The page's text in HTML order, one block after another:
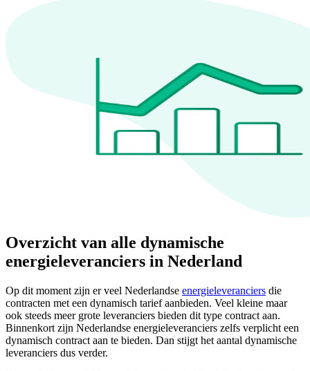
Overzicht van alle dynamische
energieleveranciers in Nederland
Op dit moment zijn er veel Nederlandse energieleveranciers die
contracten met een dynamisch tarief aanbieden. Veel kleine maar
ook steeds meer grote leveranciers bieden dit type contract aan.
Binnenkort zijn Nederlandse energieleveranciers zelfs verplicht een
dynamisch contract aan te bieden. Dan stijgt het aantal dynamische
leveranciers dus verder.